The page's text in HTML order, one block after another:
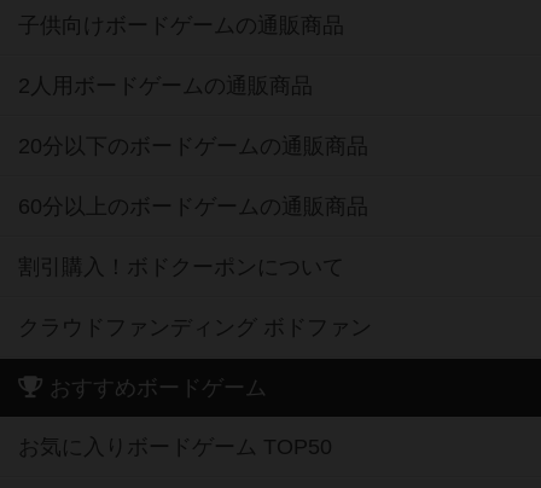
子供向けボードゲームの通販商品
2人用ボードゲームの通販商品
20分以下のボードゲームの通販商品
60分以上のボードゲームの通販商品
割引購入！ボドクーポンについて
クラウドファンディング ボドファン
おすすめボードゲーム
お気に入りボードゲーム TOP50